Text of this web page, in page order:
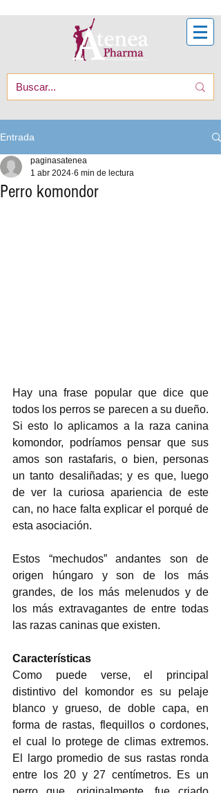
Entrada
Perro komondor
paginasatenea
1 abr 2024 6 min de lectura
Hay una frase popular que dice que
todos los perros se parecen a su dueño.
Si esto lo aplicamos a la raza canina
komondor, podríamos pensar que sus
amos son rastafaris, o bien, personas
un tanto desaliñadas; y es que, luego
de ver la curiosa apariencia de este
can, no hace falta explicar el porqué de
esta asociación.
Estos “mechudos” andantes son de
origen húngaro y son de los más
grandes, de los más melenudos y de
los más extravagantes de entre todas
las razas caninas que existen.
Características
Como puede verse, el principal
distintivo del komondor es su pelaje
blanco y grueso, de doble capa, en
forma de rastas, flequillos o cordones,
el cual lo protege de climas extremos.
El largo promedio de sus rastas ronda
entre los 20 y 27 centímetros. Es un